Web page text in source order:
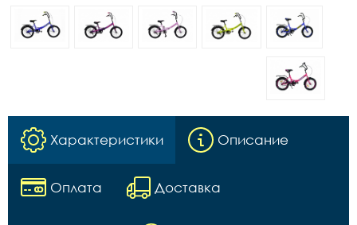
Характеристики Описание
Оплата Доставка